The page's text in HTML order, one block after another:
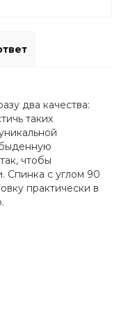
два качества:
таких
чтобы
Спинка с углом 90
практически в